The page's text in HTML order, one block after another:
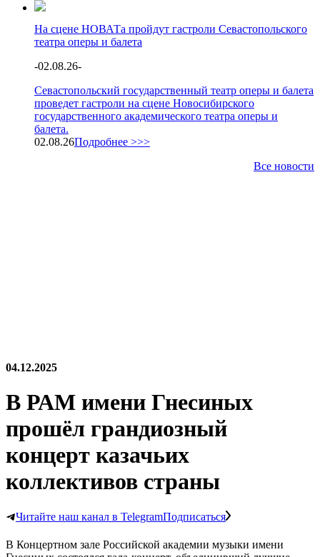
На сцене НОВАТа пройдут гастроли Севастопольского
театра оперы и балета
-02.08.26-
Севастопольский государственный театр оперы и балета
проведет гастроли на сцене Новосибирского
государственного академического театра оперы и
балета.
02.08.26Подробнее >>>
Все новости
04.12.2025
В РАМ имени Гнесиных
прошёл грандиозный
концерт казачьих
коллективов страны
Читайте наш канал в TelegramПодписаться
В Концертном зале Российской академии музыки имени